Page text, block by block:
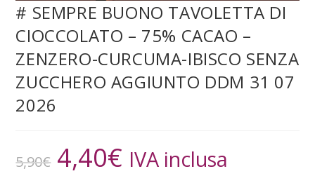
# SEMPRE BUONO TAVOLETTA DI
CIOCCOLATO – 75% CACAO –
ZENZERO-CURCUMA-IBISCO SENZA
ZUCCHERO AGGIUNTO DDM 31 07
2026
5,90€ 4,40€ IVA inclusa